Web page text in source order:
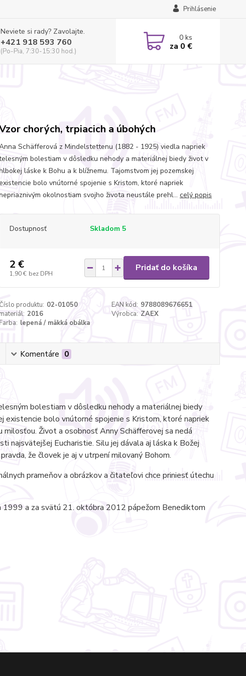
Prihlásenie
Neviete si rady? Zavolajte.
+421 918 593 760
(Po-Pia, 7:30-15:30 hod.)
0ks
za 0 €
chorých, trpiacich a úbohých
Schäfferová z Mindelstettenu (1882 - 1925) viedla napriek
bolestiam v dôsledku nehody a materiálnej biedy život v
láske k Bohu a k blížnemu. Tajomstvom jej pozemskej
bolo vnútorné spojenie s Kristom, ktoré napriek
okolnostiam svojho života neustále prehl... celý popis
Dostupnosť Skladom 5
2 €
1,90 € bez DPH
Pridať do košíka
produktu: 02-01050 EAN kód: 9788089676651
materiál: 2016 Výrobca: ZAEX
lepená / mäkká obálka
Komentáre 0
bolestiam v dôsledku nehody a materiálnej biedy
existencie bolo vnútorné spojenie s Kristom, ktoré napriek
Život a osobnosť Anny Schäfferovej sa nedá
najsvätejšej Eucharistie. Silu jej dávala aj láska k Božej
že človek je aj v utrpení milovaný Bohom.
prameňov a obrázkov a čitateľovi chce priniesť útechu
1999 a za svätú 21. októbra 2012 pápežom Benediktom